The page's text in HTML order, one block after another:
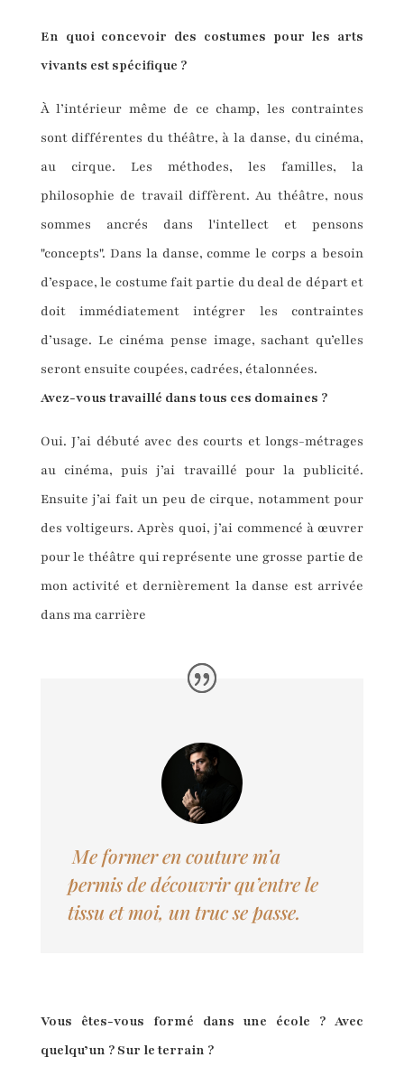
En quoi concevoir des costumes pour les arts
vivants est spécifique ?
À l’intérieur même de ce champ, les contraintes
sont différentes du théâtre, à la danse, du cinéma,
au cirque. Les méthodes, les familles, la
philosophie de travail diffèrent. Au théâtre, nous
sommes ancrés dans l'intellect et pensons
"concepts". Dans la danse, comme le corps a besoin
d’espace, le costume fait partie du deal de départ et
doit immédiatement intégrer les contraintes
d’usage. Le cinéma pense image, sachant qu’elles
seront ensuite coupées, cadrées, étalonnées.
Avez-vous travaillé dans tous ces domaines ?
Oui. J’ai débuté avec des courts et longs-métrages
au cinéma, puis j’ai travaillé pour la publicité.
Ensuite j’ai fait un peu de cirque, notamment pour
des voltigeurs. Après quoi, j’ai commencé à œuvrer
pour le théâtre qui représente une grosse partie de
mon activité et dernièrement la danse est arrivée
dans ma carrière
Me former en couture m’a
permis de découvrir qu’entre le
tissu et moi, un trucse passe.
Vous êtes-vous formé dans une école ? Avec
quelqu’un ? Sur le terrain ?